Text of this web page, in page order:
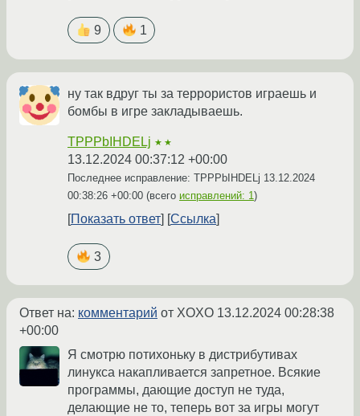
9 1
ну так вдруг ты за террористов играешь и
бомбы в игре закладываешь.
TPPPbIHDELj ★★
13.12.2024 00:37:12 +00:00
Последнее исправление: TPPPbIHDELj 13.12.2024
00:38:26 +00:00 (всего исправлений: 1)
Показать ответ Ссылка
3
Ответ на: комментарий от XOXO 13.12.2024 00:28:38
+00:00
Я смотрю потихоньку в дистрибутивах
линукса накапливается запретное. Всякие
программы, дающие доступ не туда,
делающие не то, теперь вот за игры могут